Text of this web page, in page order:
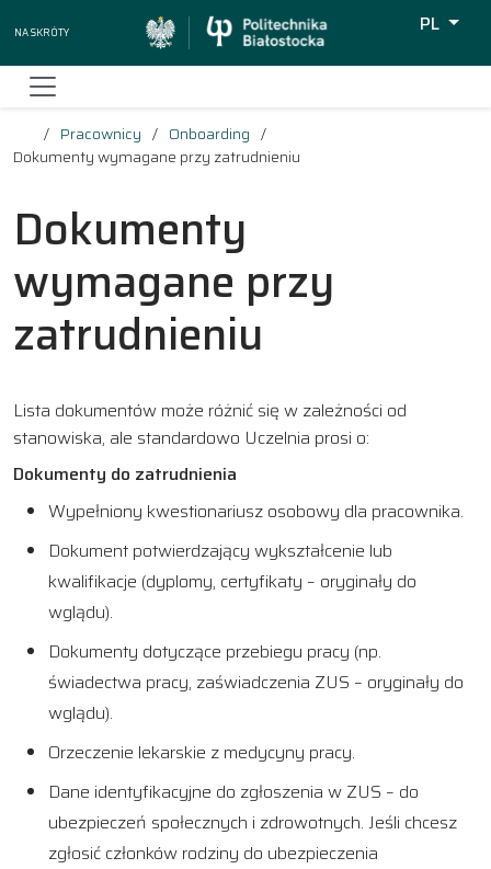
Na skróty
PL
Pracownicy
Onboarding
Dokumenty wymagane przy zatrudnieniu
Dokumenty
wymagane przy
zatrudnieniu
Lista dokumentów może różnić się w zależności od
stanowiska, ale standardowo Uczelnia prosi o:
Dokumenty do zatrudnienia
Wypełniony kwestionariusz osobowy dla pracownika.
Dokument potwierdzający wykształcenie lub
kwalifikacje (dyplomy, certyfikaty – oryginały do
wglądu).
Dokumenty dotyczące przebiegu pracy (np.
świadectwa pracy, zaświadczenia ZUS – oryginały do
wglądu).
Orzeczenie lekarskie z medycyny pracy.
Dane identyfikacyjne do zgłoszenia w ZUS – do
ubezpieczeń społecznych i zdrowotnych. Jeśli chcesz
zgłosić członków rodziny do ubezpieczenia